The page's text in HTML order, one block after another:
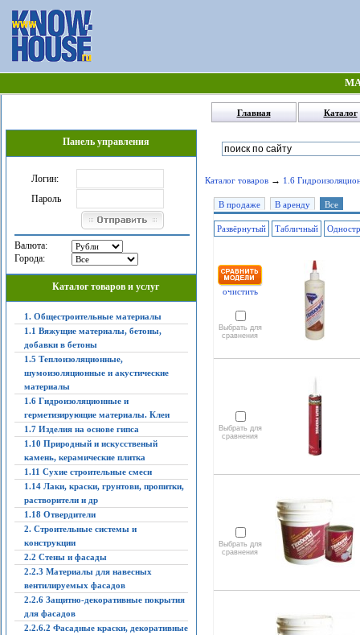
Главная Каталог
Панель управления
Логин:
Пароль
Валюта:
Города:
Каталог товаров и услуг
1. Общестроительные материалы
1.1 Вяжущие материалы, бетоны,
добавки в бетоны
1.5 Теплоизоляционные,
шумоизоляционные и акустические
материалы
1.6 Гидроизоляционные и
герметизирующие материалы. Клеи
1.7 Изделия на основе гипса
1.10 Природный и искусственый
камень, керамические плитка
1.11 Сухие строительные смеси
1.14 Лаки, краски, грунтови, пропитки,
растворители и др
1.18 Отвердители
2. Строительные системы и
конструкции
2.2 Стены и фасады
2.2.3 Материалы для навесных
вентилируемых фасадов
2.2.6 Защитно-декоративные покрытия
для фасадов
2.2.6.2 Фасадные краски, декоративные
Каталог товаров→ 1.6
В продаже В аренду Все
Развёрнутый Табличный
очистить
Выбрать для
сравнения
Выбрать для
сравнения
Выбрать для
сравнения